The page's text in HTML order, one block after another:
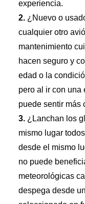
experiencia.
2. ¿Nuevo o
cualquier otro
mantenimiento
hacen seguro y
edad o la
pero al ir con una
puede sentir más
3. ¿Lanchan los
mismo lugar
desde el mismo
no puede
meteorológicas
despega desde